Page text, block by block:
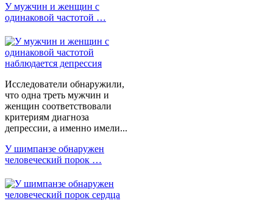
У мужчин и женщин с
одинаковой частотой …
Исследователи обнаружили,
что одна треть мужчин и
женщин соответствовали
критериям диагноза
депрессии, а именно имели...
У шимпанзе обнаружен
человеческий порок …